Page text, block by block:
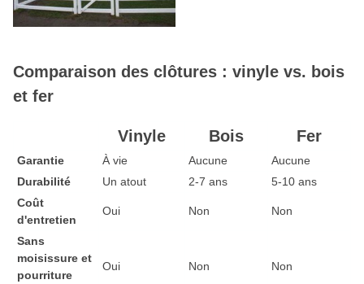
Comparaison des clôtures : vinyle vs. bois
et fer
Vinyle Bois Fer
Garantie À vie Aucune
Aucune
Durabilité
Un atout 2-7 ans
5-10 ans
Coût
d'entretien
Oui Non Non
Sans
moisissure et
pourriture
Oui Non Non